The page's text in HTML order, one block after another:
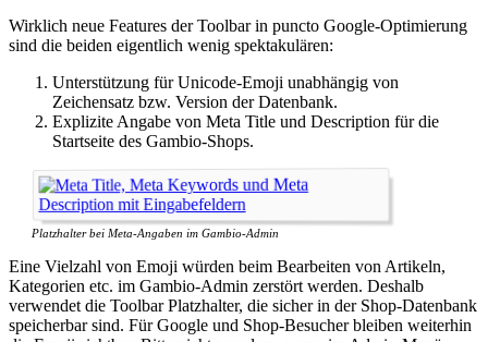
Wirklich neue Features der Toolbar in puncto Google-Optimierung
sind die beiden eigentlich wenig spektakulären:
Unterstützung für Unicode-Emoji unabhängig von
Zeichensatz bzw. Version der Datenbank.
Explizite Angabe von Meta Title und Description für die
Startseite des Gambio-Shops.
Platzhalter bei Meta-Angaben im Gambio-Admin
Eine Vielzahl von Emoji würden beim Bearbeiten von Artikeln,
Kategorien etc. im Gambio-Admin zerstört werden. Deshalb
verwendet die Toolbar Platzhalter, die sicher in der Shop-Datenbank
speicherbar sind. Für Google und Shop-Besucher bleiben weiterhin